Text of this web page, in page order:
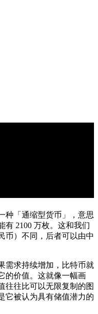
种「通缩型货币」，意思
有 2100 万枚。这和我们
币）不同，后者可以由中
需求持续增加，比特币就
的价值。这就像一幅画
往往比可以无限复制的图
它被认为具有储值潜力的